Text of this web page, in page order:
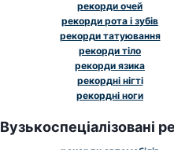
рекорди очей
рекорди рота і зубів
рекорди татуювання
рекорди тіло
рекорди язика
рекордні нігті
рекордні ноги
Вузькоспеціалізовані